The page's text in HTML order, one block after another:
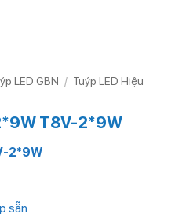
LED GBN / Tuýp LED Hiệu
T8V-2*9W
2*9W
sẵn